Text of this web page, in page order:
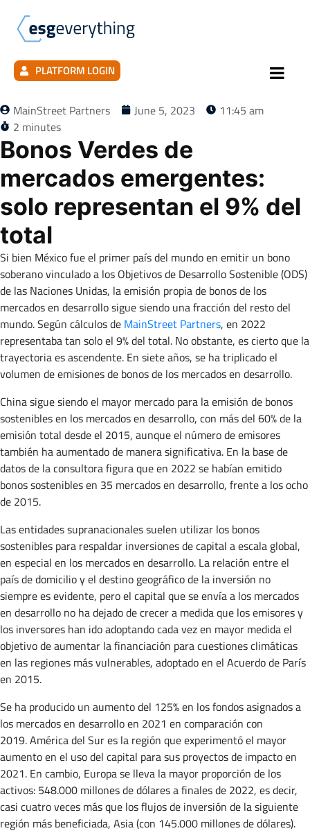
PLATFORM LOGIN
MainStreet Partners June 5, 2023
11:45 am
2 minutes
Bonos Verdes de
mercados emergentes:
solo representan el 9% del
total
Si bien México fue el primer país del mundo en emitir un bono
soberano vinculado a los Objetivos de Desarrollo Sostenible (ODS)
de las Naciones Unidas, la emisión propia de bonos de los
mercados en desarrollo sigue siendo una fracción del resto del
mundo. Según cálculos de MainStreet Partners, en 2022
representaba tan solo el 9% del total. No obstante, es cierto que la
trayectoria es ascendente. En siete años, se ha triplicado el
volumen de emisiones de bonos de los mercados en desarrollo.
China sigue siendo el mayor mercado para la emisión de bonos
sostenibles en los mercados en desarrollo, con más del 60% de la
emisión total desde el 2015, aunque el número de emisores
también ha aumentado de manera significativa. En la base de
datos de la consultora figura que en 2022 se habían emitido
bonos sostenibles en 35 mercados en desarrollo, frente a los ocho
de 2015.
Las entidades supranacionales suelen utilizar los bonos
sostenibles para respaldar inversiones de capital a escala global,
en especial en los mercados en desarrollo. La relación entre el
país de domicilio y el destino geográfico de la inversión no
siempre es evidente, pero el capital que se envía a los mercados
en desarrollo no ha dejado de crecer a medida que los emisores y
los inversores han ido adoptando cada vez en mayor medida el
objetivo de aumentar la financiación para cuestiones climáticas
en las regiones más vulnerables, adoptado en el Acuerdo de París
en 2015.
Se ha producido un aumento del 125% en los fondos asignados a
los mercados en desarrollo en 2021 en comparación con
2019. América del Sur es la región que experimentó el mayor
aumento en el uso del capital para sus proyectos de impacto en
2021. En cambio, Europa se lleva la mayor proporción de los
activos: 548.000 millones de dólares a finales de 2022, es decir,
casi cuatro veces más que los flujos de inversión de la siguiente
región más beneficiada, Asia (con 145.000 millones de dólares).